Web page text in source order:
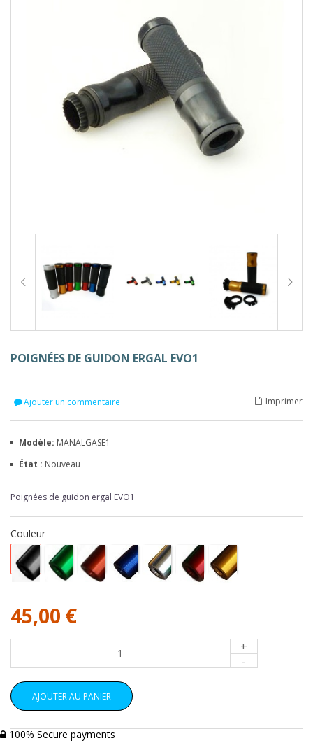
POIGNÉES DE GUIDON ERGAL EVO1
Ajouter un commentaire Imprimer
Modèle: MANALGASE1
État : Nouveau
Poignées de guidon ergal EVO1
Couleur
45,00 €
+
-
AJOUTER AU PANIER
100% Secure payments